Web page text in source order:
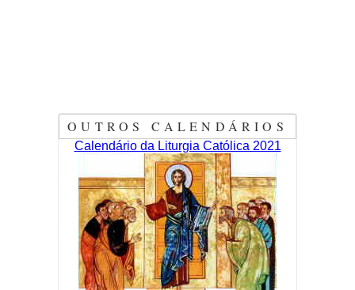
OUTROS CALENDÁRIOS
Calendário da Liturgia Católica 2021